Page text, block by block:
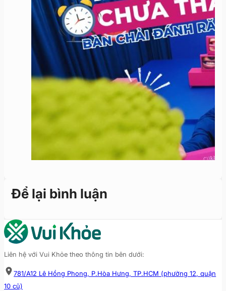
Để lại bình luận
Liên hệ với Vui Khỏe theo thông tin bên dưới:
781/A12 Lê Hồng Phong, P.Hòa Hưng, TP.HCM (phường 12, quận
10 cũ)